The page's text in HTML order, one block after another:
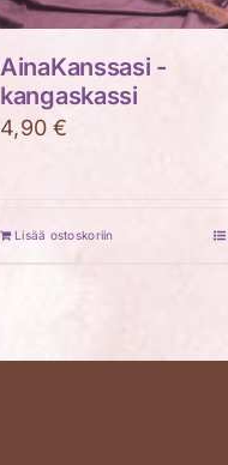
AinaKanssasi -
kangaskassi
4,90€
Lisää ostoskoriin